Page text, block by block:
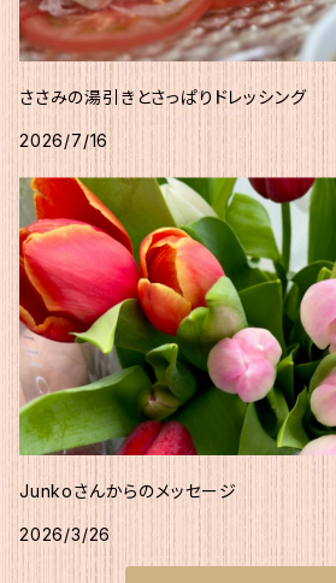
ささみの湯引きとさっぱりドレッシング
2026/7/16
Junkoさんからのメッセージ
2026/3/26